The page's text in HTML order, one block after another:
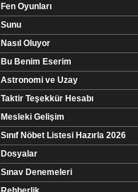
Fen Oyunları
Sunu
Nasıl Oluyor
Bu Benim Eserim
Astronomi ve Uzay
Taktir Teşekkür Hesabı
Mesleki Gelişim
Sınıf Nöbet Listesi Hazırla 2026
Dosyalar
Sınav Denemeleri